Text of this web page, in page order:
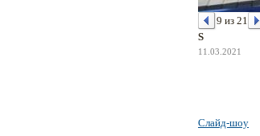
9 из 21
S
11.03.2021
Слайд-шоу